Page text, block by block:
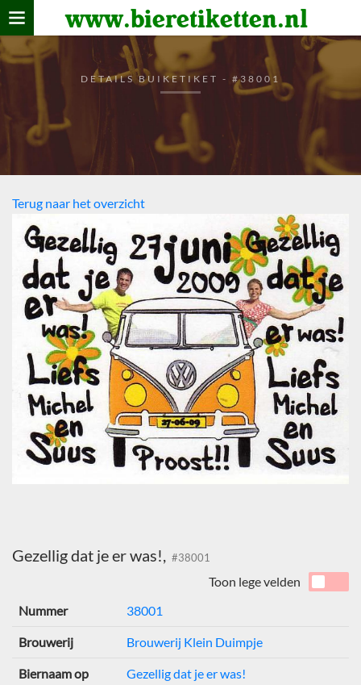
www.bieretiketten.nl
Home
verzamelen
De bierkaart
Bezoekers
DETAILS BUIKETIKET - #38001
Terug naar het overzicht
Gezellig dat je er was!, #38001
Toon lege velden
Nummer
38001
Brouwerij Brouwerij Klein Duimpje
Biernaam op
Gezellig dat je er was!